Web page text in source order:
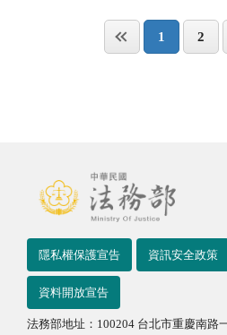
1 2
隱私權保護宣告 資訊安全政策
資料開放宣告
法務部地址：100204 台北市重慶南